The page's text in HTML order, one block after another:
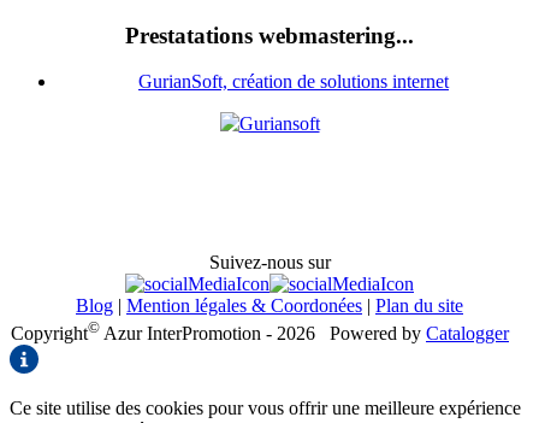
Prestatations webmastering...
GurianSoft, création de solutions internet
Suivez-nous sur
Blog | Mention légales & Coordonées | Plan du site
Copyright© Azur InterPromotion - 2026 Powered by Catalogger
Ce site utilise des cookies pour vous offrir une meilleure expérience